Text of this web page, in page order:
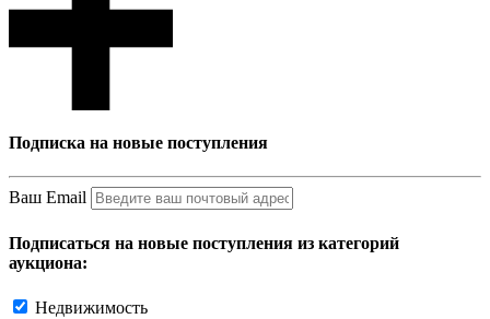
Подписка на новые поступления
Ваш Email
Подписаться на новые поступления из категорий
аукциона:
Недвижимость